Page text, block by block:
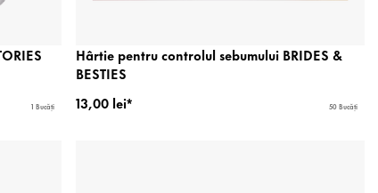
1 Bucăți
Hârtie pentru controlul sebumului BRIDES &
BESTIES
13,00 lei*
50 Bucăți